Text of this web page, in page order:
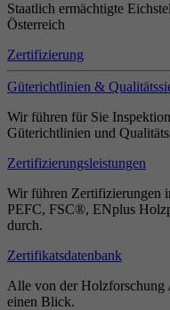
Staatlich ermächtigte
Österreich
Zertifizierung
Güterichtlinien &
Wir führen für Sie
Güterichtlinien und
Zertifizierungsleistungen
Wir führen Zertifizierungen
PEFC, FSC®, ENplus
durch.
Zertifikatsdatenbank
Alle von der Holzforschung
einen Blick.